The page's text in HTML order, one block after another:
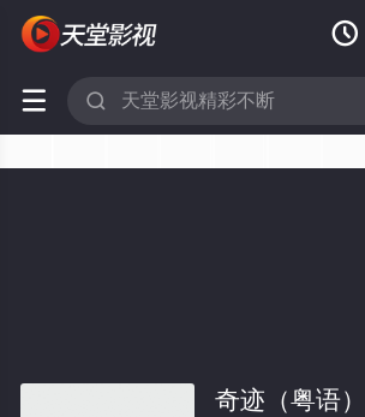

 
奇迹（粤语）